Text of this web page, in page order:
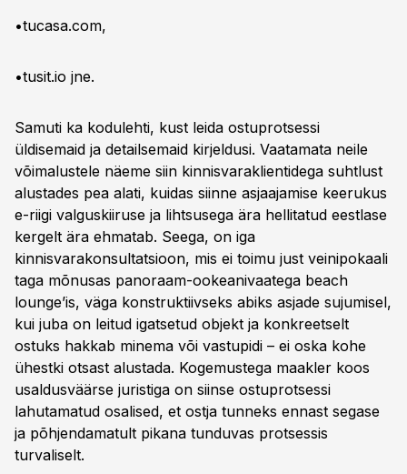
•tucasa.com,
•tusit.io jne.
Samuti ka kodulehti, kust leida ostuprotsessi
üldisemaid ja detailsemaid kirjeldusi. Vaatamata neile
võimalustele näeme siin kinnisvaraklientidega suhtlust
alustades pea alati, kuidas siinne asjaajamise keerukus
e-riigi valguskiiruse ja lihtsusega ära hellitatud eestlase
kergelt ära ehmatab. Seega, on iga
kinnisvarakonsultatsioon, mis ei toimu just veinipokaali
taga mõnusas panoraam-ookeanivaatega beach
lounge’is, väga konstruktiivseks abiks asjade sujumisel,
kui juba on leitud igatsetud objekt ja konkreetselt
ostuks hakkab minema või vastupidi – ei oska kohe
ühestki otsast alustada. Kogemustega maakler koos
usaldusväärse juristiga on siinse ostuprotsessi
lahutamatud osalised, et ostja tunneks ennast segase
ja põhjendamatult pikana tunduvas protsessis
turvaliselt.